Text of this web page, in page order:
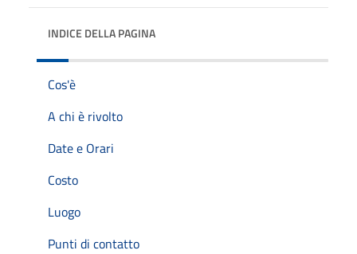
INDICE DELLA PAGINA
Cos'è
A chi è rivolto
Date e Orari
Costo
Luogo
Punti di contatto